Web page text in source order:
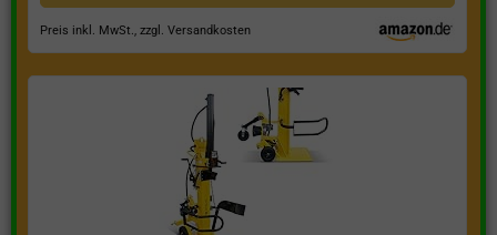
Preis inkl. MwSt., zzgl. Versandkosten